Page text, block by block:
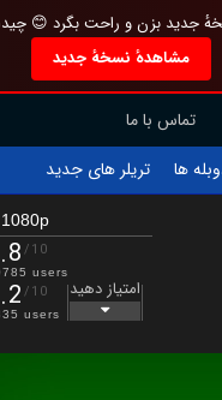
جدید بزن و راحت بگرد 😊
مشاهدهٔ نسخهٔ جدید
تماس با ما
ها تریلر های جدید
/10
users
/10
users
امتیاز دهید